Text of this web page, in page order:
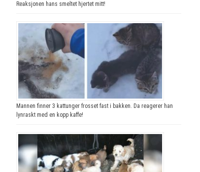
Reaksjonen hans smeltet hjertet mitt!
Mannen finner 3 kattunger frosset fast i bakken. Da reagerer han
lynraskt med en kopp kaffe!